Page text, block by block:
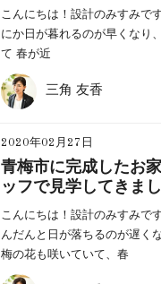
こんにちは！設計のみすみ
にか日が暮れるのが早くなり
て 春が近
三角 友香
2020年02月27日
青梅市に完成したお
ッフで見学してきまし
こんにちは！設計のみすみで
んだんと日が落ちるのが遅く
梅の花も咲いていて、春